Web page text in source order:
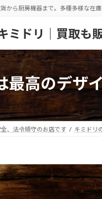
から厨房機器まで。多種多様な在庫
ミドリ｜買取も
最高のデザ
、法令順守のお店です キミドリ